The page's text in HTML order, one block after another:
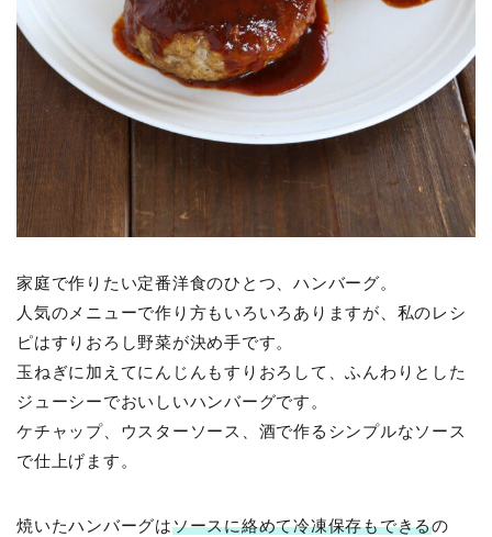
家庭で作りたい定番洋食のひとつ、ハンバーグ。
人気のメニューで作り方もいろいろありますが、私のレシ
ピはすりおろし野菜が決め手です。
玉ねぎに加えてにんじんもすりおろして、ふんわりとした
ジューシーでおいしいハンバーグです。
ケチャップ、ウスターソース、酒で作るシンプルなソース
で仕上げます。
焼いたハンバーグはソースに絡めて冷凍保存もできるの